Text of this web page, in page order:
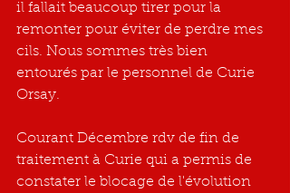
il fallait beaucoup tirer pour la
remonter pour éviter de perdre mes
cils. Nous sommes très bien
entourés par le personnel de Curie
Orsay.
Courant Décembre rdv de fin de
traitement à Curie qui a permis de
constater le blocage de l'évolution